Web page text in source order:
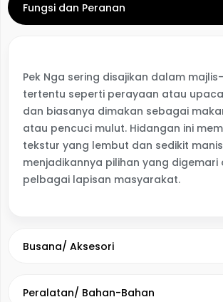
Fungsi dan Peranan
Pek Nga sering disajikan dalam
tertentu seperti perayaan atau
dan biasanya dimakan sebagai
atau pencuci mulut. Hidangan ini
tekstur yang lembut dan sedikit
menjadikannya pilihan yang digemari
pelbagai lapisan masyarakat.
Busana/ Aksesori
Peralatan/ Bahan-Bahan